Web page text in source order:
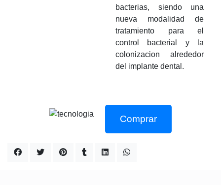
bacterias, siendo una
nueva modalidad de
tratamiento para el
control bacterial y la
colonizacion alrededor
del implante dental.
Comprar